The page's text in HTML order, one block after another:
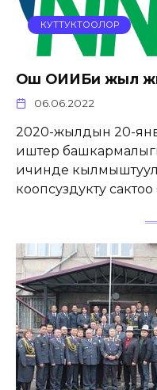
КУТТУКТООЛОР
Ош ОИИБи жыл
06.06.2022
2020-жылдын 20-
иштер
ичинде
коопсуздукту